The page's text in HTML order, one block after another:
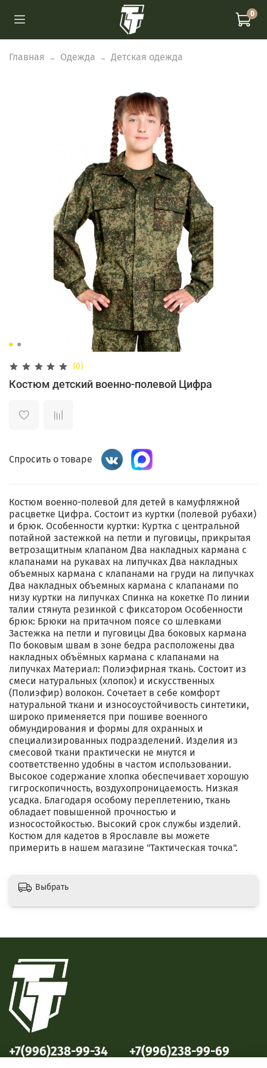
0
Главная Одежда Детская одежда
(0)
Костюм детский военно-полевой Цифра
Спросить о товаре
Костюм военно-полевой для детей в камуфляжной
расцветке Цифра. Состоит из куртки (полевой рубахи)
и брюк. Особенности куртки: Куртка с центральной
потайной застежкой на петли и пуговицы, прикрытая
ветрозащитным клапаном Два накладных кармана с
клапанами на рукавах на липучках Два накладных
объемных кармана с клапанами на груди на липучках
Два накладных объемных кармана с клапанами по
низу куртки на липучках Спинка на кокетке По линии
талии стянута резинкой с фиксатором Особенности
брюк: Брюки на притачном поясе со шлевками
Застежка на петли и пуговицы Два боковых кармана
По боковым швам в зоне бедра расположены два
накладных объёмных кармана с клапанами на
липучках Материал: Полиэфирная ткань. Состоит из
смеси натуральных (хлопок) и искусственных
(Полиэфир) волокон. Сочетает в себе комфорт
натуральной ткани и износоустойчивость синтетики,
широко применяется при пошиве военного
обмундирования и формы для охранных и
специализированных подразделений. Изделия из
смесовой ткани практически не мнутся и
соответственно удобны в частом использовании.
Высокое содержание хлопка обеспечивает хорошую
гигроскопичность, воздухопроницаемость. Низкая
усадка. Благодаря особому переплетению, ткань
обладает повышенной прочностью и
износостойкостью. Высокий срок службы изделий.
Костюм для кадетов в Ярославле вы можете
примерить в нашем магазине "Тактическая точка".
Выбрать
+7(996)238-99-34 +7(996)238-99-69